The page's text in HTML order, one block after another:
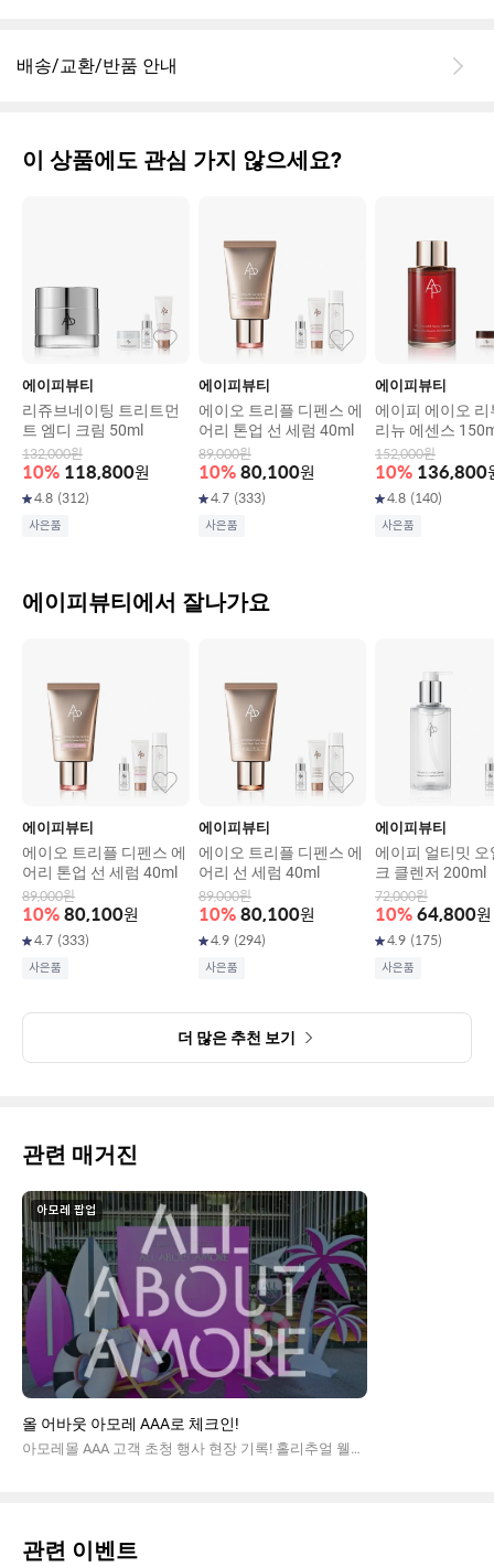
할 예정이에요.
배송/교환/반품 안내
이 상품에도 관심 가지 않으세요?
에이피뷰티
리쥬브네이팅 트리트먼
트 엠디 크림 50ml
132,000원
10% 118,800원
4.8 (312)
사은품
에이피뷰티
에이오 트리플 디펜스 에
어리 톤업 선 세럼 40ml
89,000원
10% 80,100원
4.7 (333)
사은품
에이피뷰티
에이피 에이오 리
리뉴 에센스
152,000원
10% 136,800
4.8 (140)
사은품
에이피뷰티에서 잘나가요
에이피뷰티
에이오 트리플 디펜스 에
어리 톤업 선 세럼 40ml
89,000원
10% 80,100원
4.7 (333)
사은품
에이피뷰티
에이오 트리플 디펜스 에
어리 선 세럼 40ml
89,000원
10% 80,100원
4.9 (294)
사은품
에이피뷰티
에이피 얼티밋 오
크 클렌저 200ml
72,000원
10% 64,800원
4.9 (175)
사은품
더 많은 추천 보기
관련 매거진
아모레 팝업
올 어바웃 아모레 AAA로 체크인!
아모레몰 AAA 고객 초청 행사 현장 기록! 홀리추얼 웰컴키트와 풍성한 브랜드별 선물, 5층 중정에서 즐긴 프라이빗 티파티까지! 선물 같은 뷰티 호텔 체크인 후기를 확인하세요.
관련 이벤트